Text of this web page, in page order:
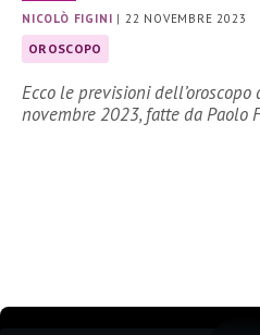
NICOLÒ FIGINI | 22 NOVEMBRE 2023
OROSCOPO
Ecco le previsioni
novembre 2023, fatte da Paolo